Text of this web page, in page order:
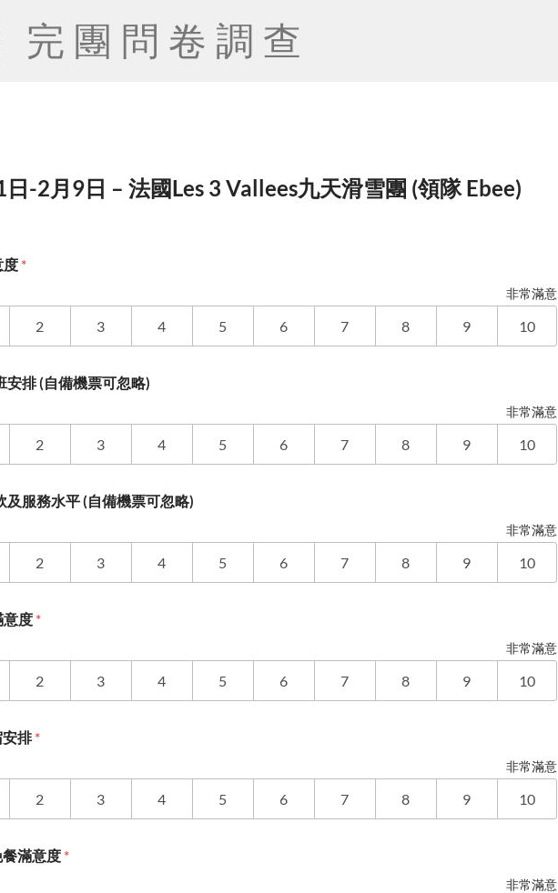
完團問卷調查
-2月9日 – 法國Les 3 Vallees九天滑雪團 (領隊 Ebee)
度 *
非常滿意
2 3 4 5 6 7 8 9 10
安排 (自備機票可忽略)
非常滿意
2 3 4 5 6 7 8 9 10
及服務水平 (自備機票可忽略)
非常滿意
2 3 4 5 6 7 8 9 10
意度 *
非常滿意
2 3 4 5 6 7 8 9 10
安排*
非常滿意
2 3 4 5 6 7 8 9 10
滿意度 *
非常滿意